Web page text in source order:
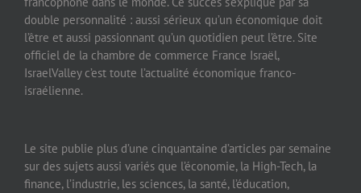
double personnalité : aussi sérieux qu’un économique doit
l’être et aussi passionnant qu’un quotidien peut l’être. Site
officiel de la chambre de commerce France Israël,
IsraelValley c’est toute l’actualité économique franco-
israélienne.
Le site publie plus d’une cinquantaine d’articles par semaine
sur des sujets aussi variés que l’économie, la High-Tech, la
finance, l’industrie, les sciences, la santé, l’éducation,